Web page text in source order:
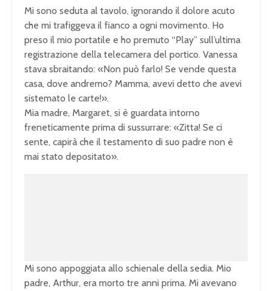
Mi sono seduta al tavolo, ignorando il dolore acuto
che mi trafiggeva il fianco a ogni movimento. Ho
preso il mio portatile e ho premuto “Play” sull’ultima
registrazione della telecamera del portico. Vanessa
stava sbraitando: «Non può farlo! Se vende questa
casa, dove andremo? Mamma, avevi detto che avevi
sistemato le carte!».
Mia madre, Margaret, si è guardata intorno
freneticamente prima di sussurrare: «Zitta! Se ci
sente, capirà che il testamento di suo padre non è
mai stato depositato».
Mi sono appoggiata allo schienale della sedia. Mio
padre, Arthur, era morto tre anni prima. Mi avevano